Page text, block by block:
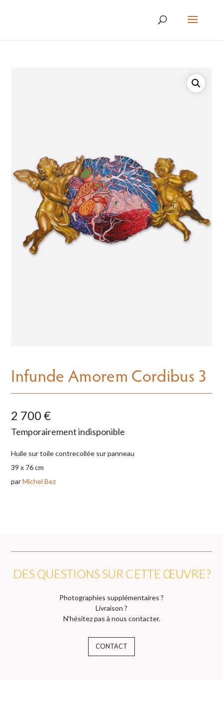
Infunde Amorem Cordibus 3
2 700 €
Temporairement indisponible
Huile sur toile contrecollée sur panneau
39 x 76 cm
parMichel Bez
DES QUESTIONS SUR CETTE ŒUVRE ?
Photographies supplémentaires ?
Livraison ?
N'hésitez pas à nous contacter.
CONTACT